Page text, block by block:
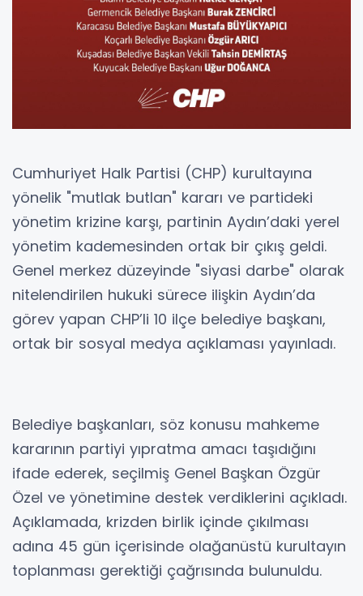
Cumhuriyet Halk Partisi (CHP) kurultayına
yönelik "mutlak butlan" kararı ve partideki
yönetim krizine karşı, partinin Aydın’daki yerel
yönetim kademesinden ortak bir çıkış geldi.
Genel merkez düzeyinde "siyasi darbe" olarak
nitelendirilen hukuki sürece ilişkin Aydın’da
görev yapan CHP’li 10 ilçe belediye başkanı,
ortak bir sosyal medya açıklaması yayınladı.
Belediye başkanları, söz konusu mahkeme
kararının partiyi yıpratma amacı taşıdığını
ifade ederek, seçilmiş Genel Başkan Özgür
Özel ve yönetimine destek verdiklerini açıkladı.
Açıklamada, krizden birlik içinde çıkılması
adına 45 gün içerisinde olağanüstü kurultayın
toplanması gerektiği çağrısında bulunuldu.